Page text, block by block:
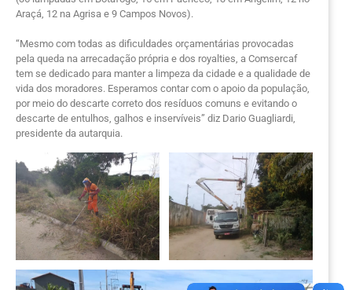
Araçá, 12 na Agrisa e 9 Campos Novos).
“Mesmo com todas as dificuldades orçamentárias provocadas
pela queda na arrecadação própria e dos royalties, a Comsercaf
tem se dedicado para manter a limpeza da cidade e a qualidade de
vida dos moradores. Esperamos contar com o apoio da população,
por meio do descarte correto dos resíduos comuns e evitando o
descarte de entulhos, galhos e inservíveis” diz Dario Guagliardi,
presidente da autarquia.